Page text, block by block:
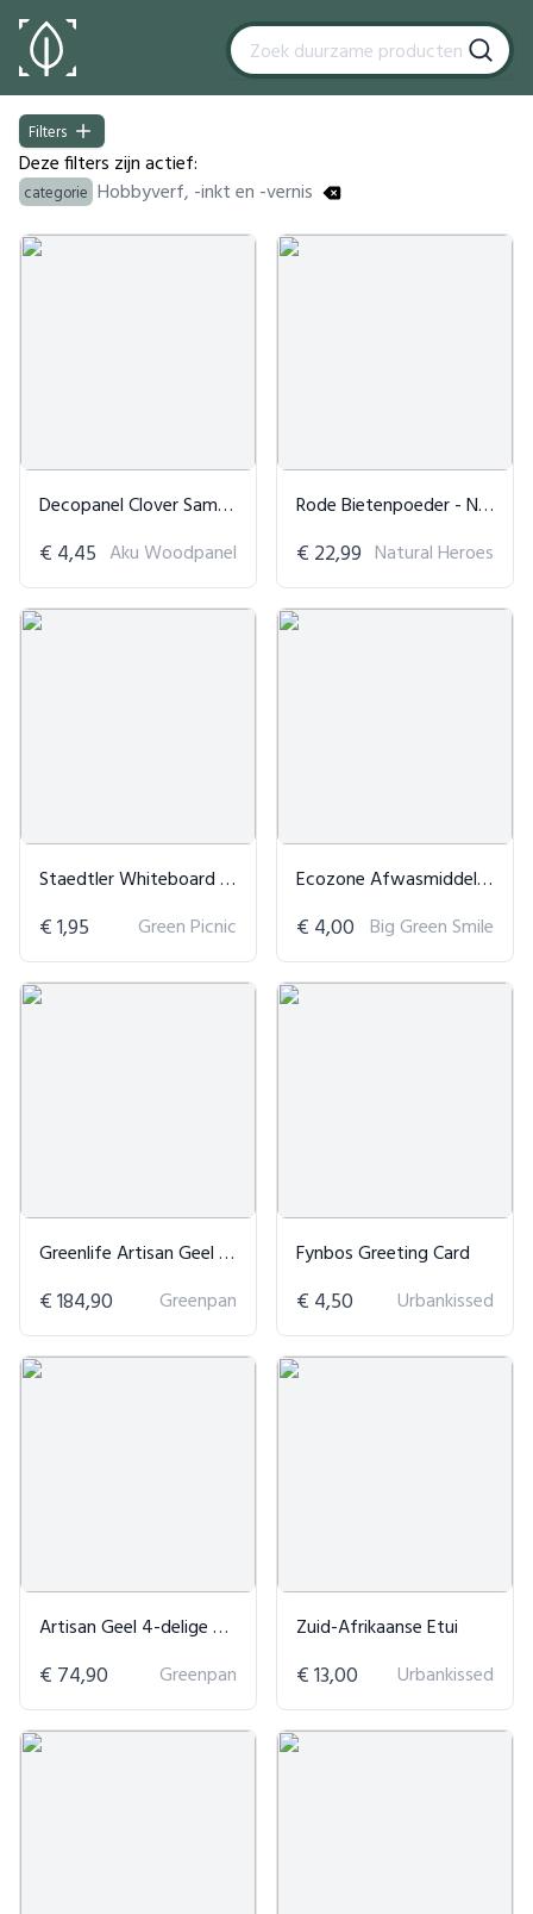
Filters
Filters
Deze filters zijn actief:
categorie Hobbyverf, -inkt en -vernis
Products
Decopanel Clover Sample - Brown
€ 4,45 Aku Woodpanel
Rode Bietenpoeder - Natuurlijke Kleurstof & Huidverzorging
€ 22,99 Natural Heroes
Staedtler Whiteboard Stift 2mm
€ 1,95 Green Picnic
Ecozone Afwasmiddel Sensitive
€ 4,00 Big Green Smile
Greenlife Artisan Geel 12-delige Set
€ 184,90 Greenpan
Fynbos Greeting Card
€ 4,50 Urbankissed
Artisan Geel 4-delige Set
€ 74,90 Greenpan
Zuid-Afrikaanse Etui
€ 13,00 Urbankissed